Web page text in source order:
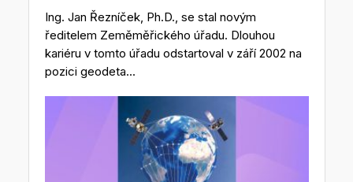
Ing. Jan Řezníček, Ph.D., se stal novým
ředitelem Zeměměřického úřadu. Dlouhou
kariéru v tomto úřadu odstartoval v září 2002 na
pozici geodeta...